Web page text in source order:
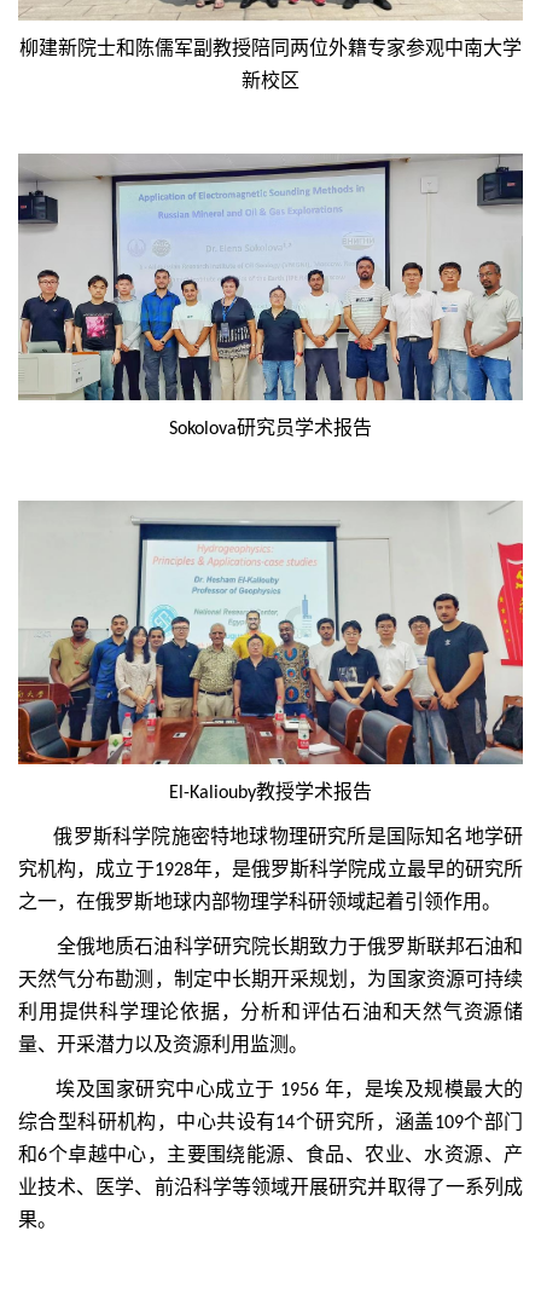
柳建新院士和陈儒军副教授陪同两位外籍专家参观中南大学
新校区
Sokolova研究员学术报告
El-Kaliouby教授学术报告
俄罗斯科学院施密特地球物理研究所是国际知名地学研
究机构，成立于1928年，是俄罗斯科学院成立最早的研究所
之一，在俄罗斯地球内部物理学科研领域起着引领作用。
全俄地质石油科学研究院长期致力于俄罗斯联邦石油和
天然气分布勘测，制定中长期开采规划，为国家资源可持续
利用提供科学理论依据，分析和评估石油和天然气资源储
量、开采潜力以及资源利用监测。
埃及国家研究中心成立于 1956 年， 是埃及规模最大的
综合型科研机构，中心共设有14个研究所，涵盖109个部门
和6个卓越中心，主要围绕能源、食品、农业、水资源、产
业技术、医学、前沿科学等领域开展研究并取得了一系列成
果。